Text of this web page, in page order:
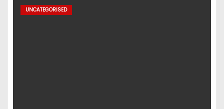
UNCATEGORISED